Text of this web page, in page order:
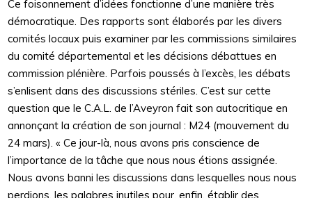
Ce foisonnement d’idées fonctionne d’une manière très
démocratique. Des rapports sont élaborés par les divers
comités locaux puis examiner par les commissions similaires
du comité départemental et les décisions débattues en
commission plénière. Parfois poussés à l’excès, les débats
s’enlisent dans des discussions stériles. C’est sur cette
question que le C.A.L. de l’Aveyron fait son autocritique en
annonçant la création de son journal : M24 (mouvement du
24 mars). « Ce jour-là, nous avons pris conscience de
l’importance de la tâche que nous nous étions assignée.
Nous avons banni les discussions dans lesquelles nous nous
perdions, les palabres inutiles pour, enfin, établir des